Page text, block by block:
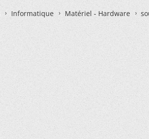
Informatique Matériel - Hardware